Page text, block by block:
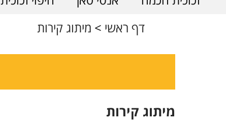
מיתוג קירות < דף ראשי
מיתוג קירות